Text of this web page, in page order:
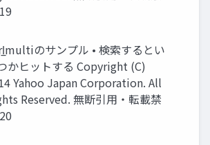
のサンプル • 検索するとい
かヒットする Copyright (C)
Yahoo Japan Corporation. All
Reserved. 無断引用・転載禁